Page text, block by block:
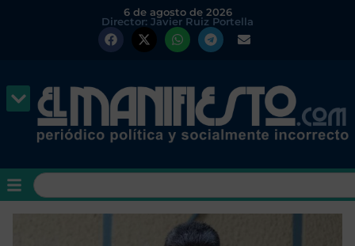
6 de agosto de 2026
Director: Javier Ruiz Portella